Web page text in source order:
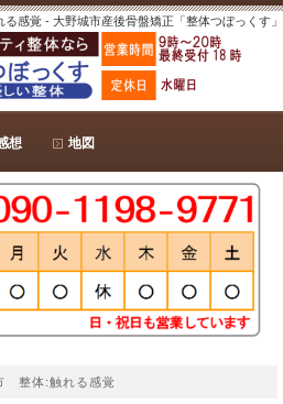
感覚 - 大野城市産後骨盤矯正「整体つぼっくす」
想 地図
整体:触れる感覚